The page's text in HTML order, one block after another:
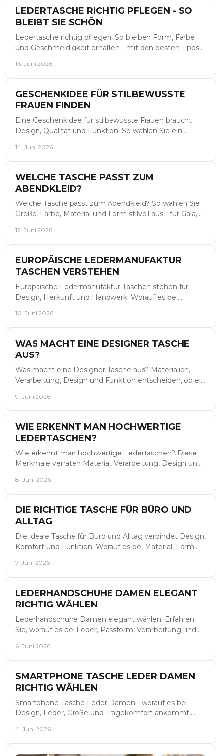
LEDERTASCHE RICHTIG PFLEGEN - SO
BLEIBT SIE SCHÖN
Ledertasche richtig pflegen: So bleiben Form, Farbe
und Geschmeidigkeit erhalten - mit den besten Tipps
16. Juni 2026
GESCHENKIDEE FÜR STILBEWUSSTE
FRAUEN FINDEN
Eine Geschenkidee für stilbewusste Frauen braucht
Design, Qualität und Funktion. So wählen Sie ein
14. Juni 2026
WELCHE TASCHE PASST ZUM
ABENDKLEID?
Welche Tasche passt zum Abendkleid? So wählen Sie
Größe, Farbe, Material und Form stilvoll aus - für Gala,
12. Juni 2026
EUROPÄISCHE LEDERMANUFAKTUR
TASCHEN VERSTEHEN
Europäische Ledermanufaktur Taschen stehen für
Design, Herkunft und Handwerk. Worauf es bei
ankommt.
10. Juni 2026
WAS MACHT EINE DESIGNER TASCHE
AUS?
Was macht eine Designer Tasche aus? Materialien,
Verarbeitung, Design und Funktion entscheiden, ob ein
9. Juni 2026
WIE ERKENNT MAN HOCHWERTIGE
LEDERTASCHEN?
Wie erkennt man hochwertige Ledertaschen? Diese
Merkmale verraten Material, Verarbeitung, Design und
8. Juni 2026
DIE RICHTIGE TASCHE FÜR BÜRO UND
ALLTAG
Die ideale Tasche für Büro und Alltag verbindet Design,
Komfort und Funktion. Worauf es bei Material, Form
7. Juni 2026
LEDERHANDSCHUHE DAMEN ELEGANT
RICHTIG WÄHLEN
Lederhandschuhe Damen elegant wählen: Erfahren
Sie, worauf es bei Leder, Passform, Verarbeitung und
6. Juni 2026
SMARTPHONE TASCHE LEDER DAMEN
RICHTIG WÄHLEN
Smartphone Tasche Leder Damen - worauf es bei
Design, Leder, Größe und Tragekomfort ankommt,
4. Juni 2026